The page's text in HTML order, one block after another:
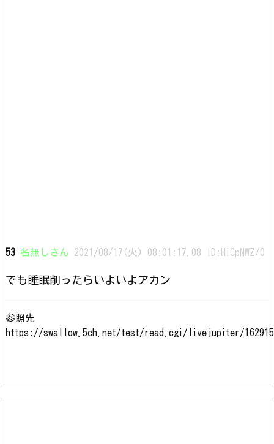
53 名無しさん 2021/08/17(火) 08:01:17.08 ID:HiCpNWZ/0
でも睡眠削ったらいよいよアカン
参照先
https://swallow.5ch.net/test/read.cgi/livejupiter/